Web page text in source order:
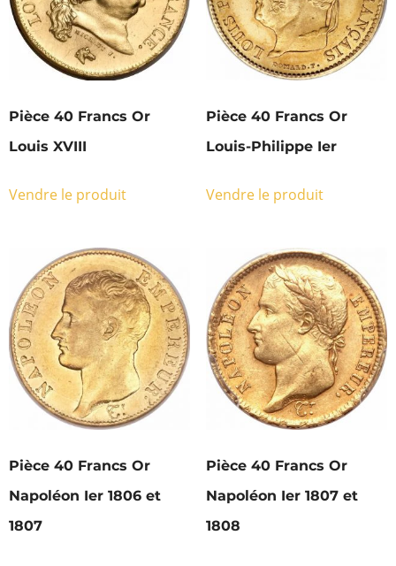
Pièce 40 Francs Or
Louis XVIII
Vendre le produit
Pièce 40 Francs Or
Louis-Philippe Ier
Vendre le produit
Pièce 40 Francs Or
Napoléon Ier 1806 et
1807
Pièce 40 Francs Or
Napoléon Ier 1807 et
1808